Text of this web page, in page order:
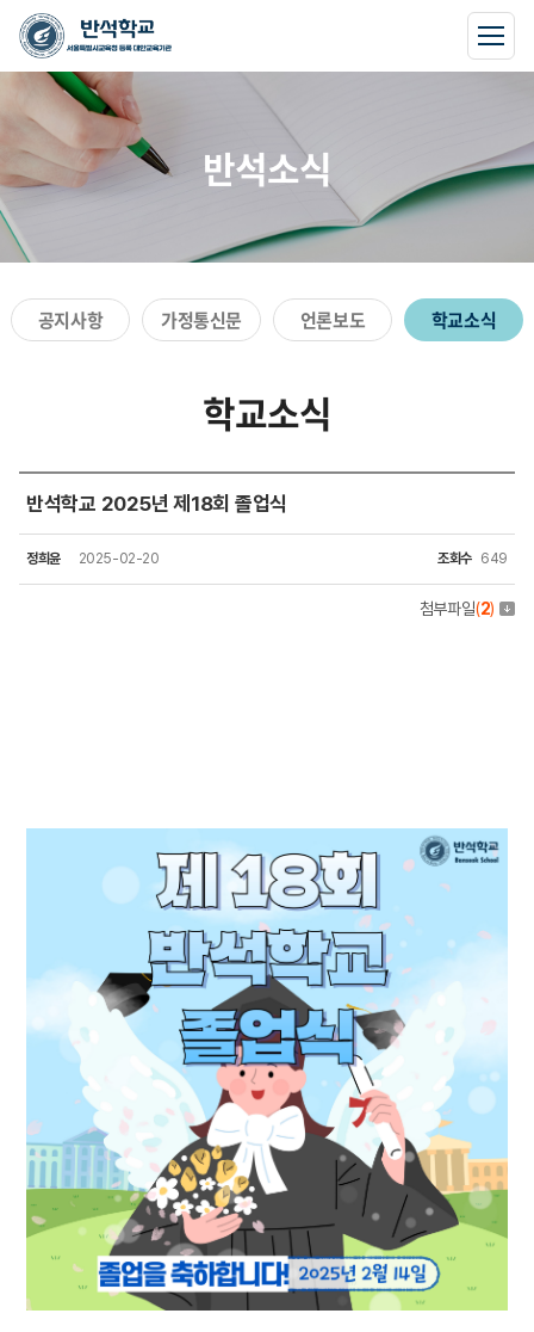
반석소식
공지사항 가정통신문 언론보도 학교소식
학교소식
반석학교 2025년 제18회 졸업식
정희윤 2025-02-20 조회수 649
첨부파일(2)